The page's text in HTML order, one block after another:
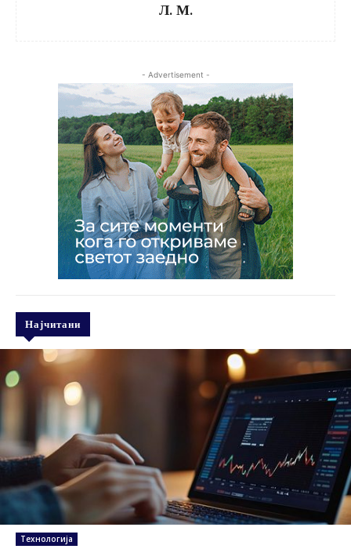
Л. М.
- Advertisement -
Најчитани
Технологија